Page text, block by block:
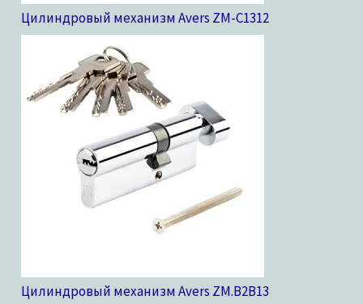
Цилиндровый механизм Avers ZM-C1312
Цилиндровый механизм Avers ZM.B2B13